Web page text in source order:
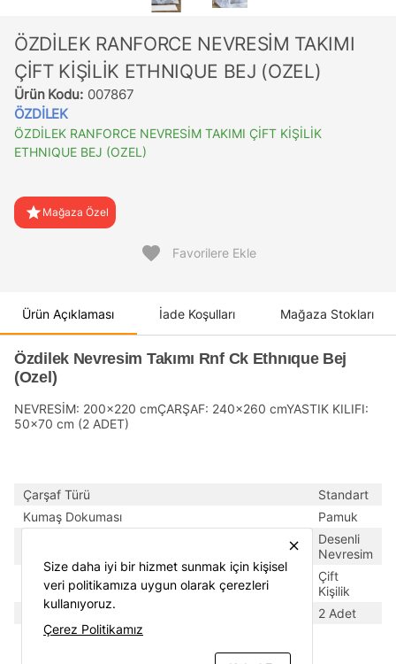
ÖZDİLEK RANFORCE NEVRESİM TAKIMI
ÇİFT KİŞİLİK ETHNIQUE BEJ (OZEL)
Ürün Kodu: 007867
ÖZDİLEK
ÖZDİLEK RANFORCE NEVRESİM TAKIMI ÇİFT KİŞİLİK
ETHNIQUE BEJ (OZEL)
star Mağaza Özel
favorite Favorilere Ekle
Ürün Açıklaması İade Koşulları Mağaza Stokları
Özdilek Nevresim Takımı Rnf Ck Ethnıque Bej
(Ozel)
NEVRESİM: 200x220 cmÇARŞAF: 240x260 cmYASTIK KILIFI:
50x70 cm (2 ADET)
Çarşaf Türü
Standart
Kumaş Dokuması
Pamuk
Desenli
Nevresim
Çift
Kişilik
Yastık Kılıfı Adedi
2 Adet
close
Size daha iyi bir hizmet sunmak için kişisel
veri politikamıza uygun olarak çerezleri
kullanıyoruz.
Çerez Politikamız